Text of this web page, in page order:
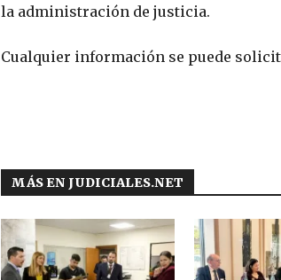
la administración de justicia.
Cualquier información se puede
MÁS EN JUDICIALES.NET